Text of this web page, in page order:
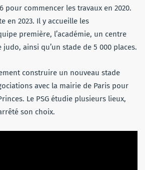
pour commencer les travaux en 2020.
en 2023. Il y accueille les
première, l’académie, un centre
ainsi qu’un stade de 5 000 places.
construire un nouveau stade
avec la mairie de Paris pour
Le PSG étudie plusieurs lieux,
son choix.